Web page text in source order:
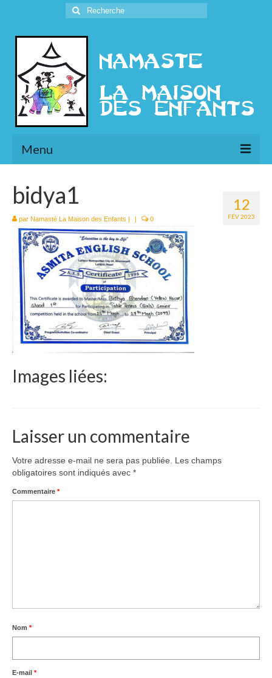
Rechercher
:
Menu
Présentation
l’Ethique
Historique
Le Népal
Documents
Parrainages
Missions 2023
Actualités
12
FÉV 2023
bidya1
par Namasté La Maison des Enfants | | 0
Images liées:
Laisser un commentaire
Votre adresse e-mail ne sera pas publiée.
Les champs
obligatoires sont indiqués avec *
Commentaire *
Nom *
E-mail *